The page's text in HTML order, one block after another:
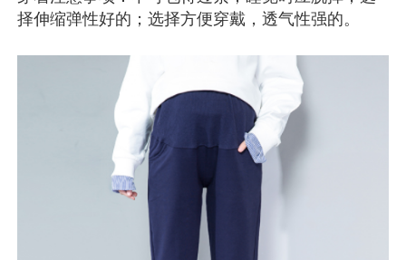
择伸缩弹性好的；选择方便穿戴，透气性强的。